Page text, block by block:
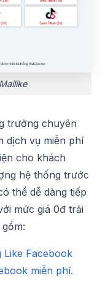
trưởng chuyên
dịch vụ miễn phí
cho khách
hệ thống trước
thể dễ dàng tiếp
mức giá 0đ trải
Like Facebook
miễn phí.